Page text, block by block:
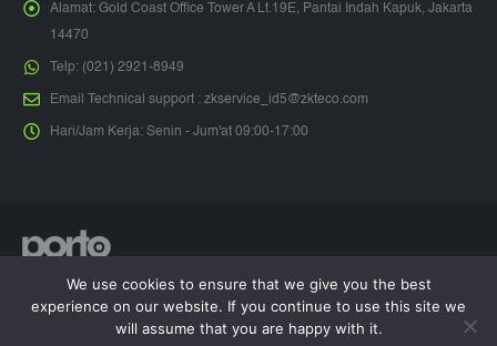
Alamat: Gold Coast Office Tower A Lt.19E, Pantai Indah Kapuk, Jakarta
14470
Telp: (021) 2921-8949
Email Technical support : zkservice_id5@zkteco.com
Hari/Jam Kerja: Senin - Jum'at 09:00-17:00
We use cookies to ensure that we give you the best
experience on our website. If you continue to use this site we
will assume that you are happy with it.